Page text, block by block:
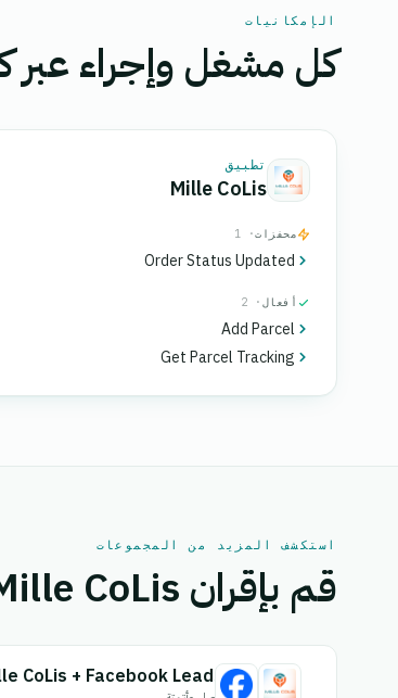
الإمكانيات
كل مشغل وإجراء عبر
تطبيق
Mille CoLis
محفزات· 1
Order Status Updated
أفعال · 2
Add Parcel
Get Parcel Tracking
استكشف المزيد من المجموعات
قم بإقران Mille CoLis أو Zrexpress بتطبيق آخر.
CoLis + Facebook Leads